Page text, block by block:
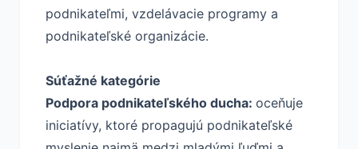
podnikateľmi, vzdelávacie programy a
podnikateľské organizácie.
Súťažné kategórie
Podpora podnikateľského ducha: oceňuje
iniciatívy, ktoré propagujú podnikateľské